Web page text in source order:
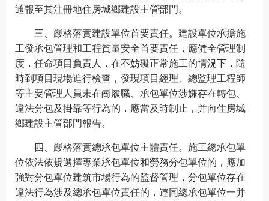
通報至其注冊地住房城鄉建設主管部門。
三、嚴格落實建設單位首要責任。建設單位承擔施
工發承包管理和工程質量安全首要責任，應健全管理制
度，任命項目負責人，在不妨礙正常施工的情況下，隨
時到項目現場進行檢查，發現項目經理、總監理工程師
等主要管理人員未在崗履職、承包單位涉嫌存在轉包、
違法分包及掛靠等行為的，應當及時制止，并向住房城
鄉建設主管部門報告。
四、嚴格落實總承包單位主體責任。施工總承包單
位依法依規選擇專業承包單位和勞務分包單位的，應加
強對分包單位建筑市場行為的監督管理，分包單位存在
違法行為涉及總承包單位責任的，連同總承包單位一并